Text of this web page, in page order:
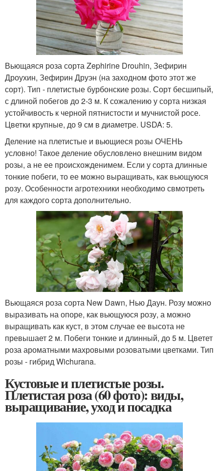
Вьющаяся роза сорта Zephirine Drouhin, Зефирин
Дроухин, Зефирин Друэн (на заходном фото этот же
сорт). Тип - плетистые бурбонские розы. Сорт бесшипый,
с длиной побегов до 2-3 м. К сожалению у сорта низкая
устойчивость к черной пятнистости и мучнистой росе.
Цветки крупные, до 9 см в диаметре. USDA: 5.
Деление на плетистые и вьющиеся розы ОЧЕНЬ
условно! Такое деление обусловлено внешним видом
розы, а не ее происхожденимем. Если у сорта длинные
тонкие побеги, то ее можно выращивать, как вьющуюся
розу. Особенности агротехники необходимо свмотреть
для каждого сорта дополнительно.
Вьющаяся роза сорта New Dawn, Нью Даун. Розу можно
выразивать на опоре, как вьющуюся розу, а можно
выращивать как куст, в этом случае ее высота не
превышает 2 м. Побеги тонкие и длинный, до 5 м. Цветет
роза ароматными махровыми розоватыми цветками. Тип
розы - гибрид Wichurana.
Кустовые и плетистые розы.
Плетистая роза (60 фото): виды,
выращивание, уход и посадка